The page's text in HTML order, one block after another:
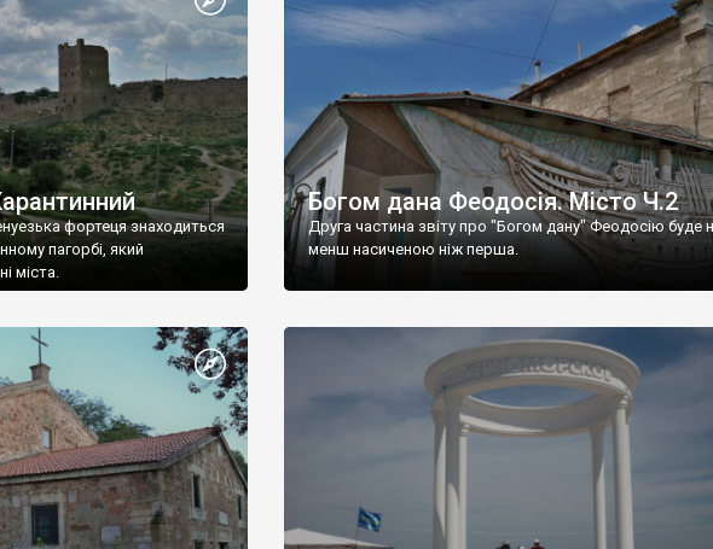
фортеця знаходиться
пагорбі, який
міста.
Богом дана Феодосія. Місто Ч.2
Друга частина звіту про "Богом дану" Феодосію буде
менш насиченою ніж перша.